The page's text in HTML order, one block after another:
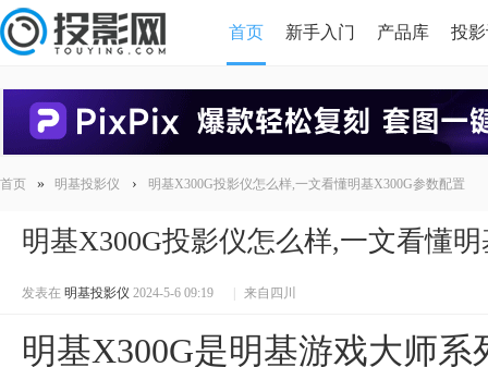
首页 新手入门 产品库 投
首页 » 明基投影仪 › 明基X300G投影仪怎么样,一文看懂明基X300G参数配置
明基X300G投影仪怎么样,一文看懂
发表在 明基投影仪 2024-5-6 09:19 来自四川
明基X300G是明基游戏大师